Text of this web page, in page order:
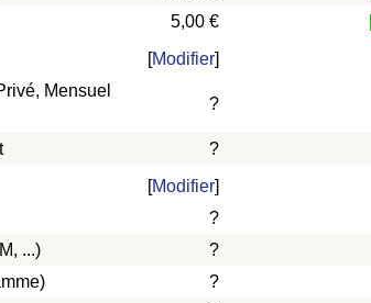
5,00 €
[Modifier]
Mensuel
?
?
[Modifier]
?
...)
?
?